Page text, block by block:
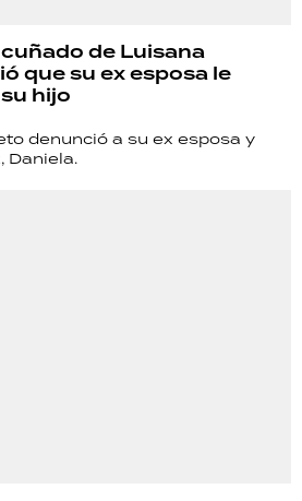
de Luisana
que su ex esposa le
hijo
denunció a su ex esposa y
Daniela.